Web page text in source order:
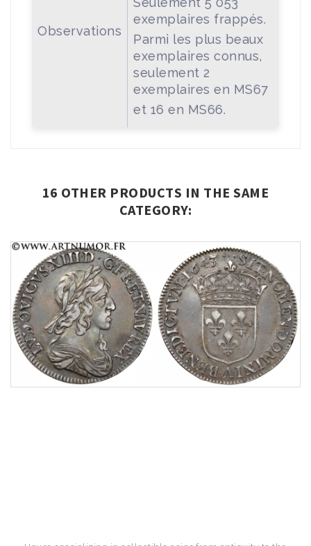
Observations
exemplaires frappés.
Parmi les plus beaux
exemplaires connus,
seulement 2
exemplaires en MS67
et 16 en MS66.
16 OTHER PRODUCTS IN THE SAME
CATEGORY: